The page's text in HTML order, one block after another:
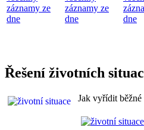
záznamy ze
dne
záznamy ze
dne
dne
Řešení životních
Jak vyřídit